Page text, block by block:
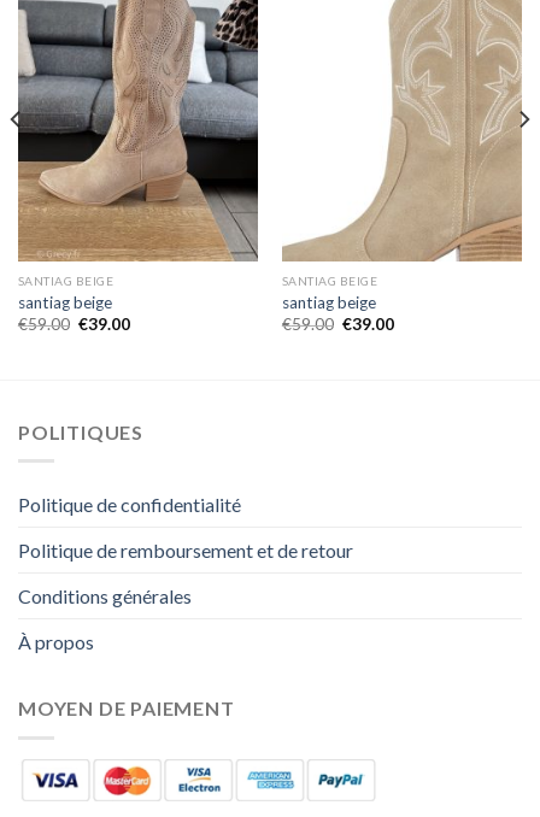
SANTIAG BEIGE
santiag beige
€59.00 €39.00
SANTIAG BEIGE
santiag beige
€59.00 €39.00
POLITIQUES
Politique de confidentialité
Politique de remboursement et de retour
Conditions générales
À propos
MOYEN DE PAIEMENT